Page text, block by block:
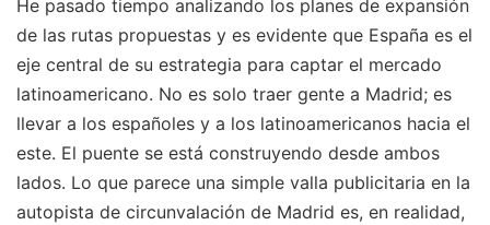
He pasado tiempo analizando los planes de expansión
de las rutas propuestas y es evidente que España es el
eje central de su estrategia para captar el mercado
latinoamericano. No es solo traer gente a Madrid; es
llevar a los españoles y a los latinoamericanos hacia el
este. El puente se está construyendo desde ambos
lados. Lo que parece una simple valla publicitaria en la
autopista de circunvalación de Madrid es, en realidad,